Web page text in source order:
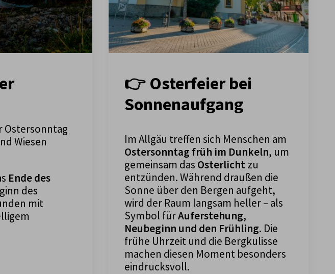
Ostersonntag
Wiesen
Ende des
des
mit
👉 Osterfeier bei
Sonnenaufgang
Im Allgäu treffen sich Menschen am
Ostersonntag früh im Dunkeln, um
gemeinsam das Osterlichtzu
entzünden. Während draußen die
Sonne über den Bergen aufgeht,
wird der Raum langsam heller – als
Symbol fürAuferstehung,
Neubeginn und den Frühling. Die
frühe Uhrzeit und die Bergkulisse
machen diesen Moment besonders
eindrucksvoll.